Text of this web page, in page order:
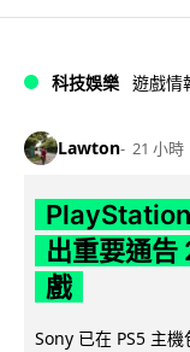
科技娛樂 遊戲情
Lawton 21 小時
出重要通告
戲
Sony 已在 PS5 主